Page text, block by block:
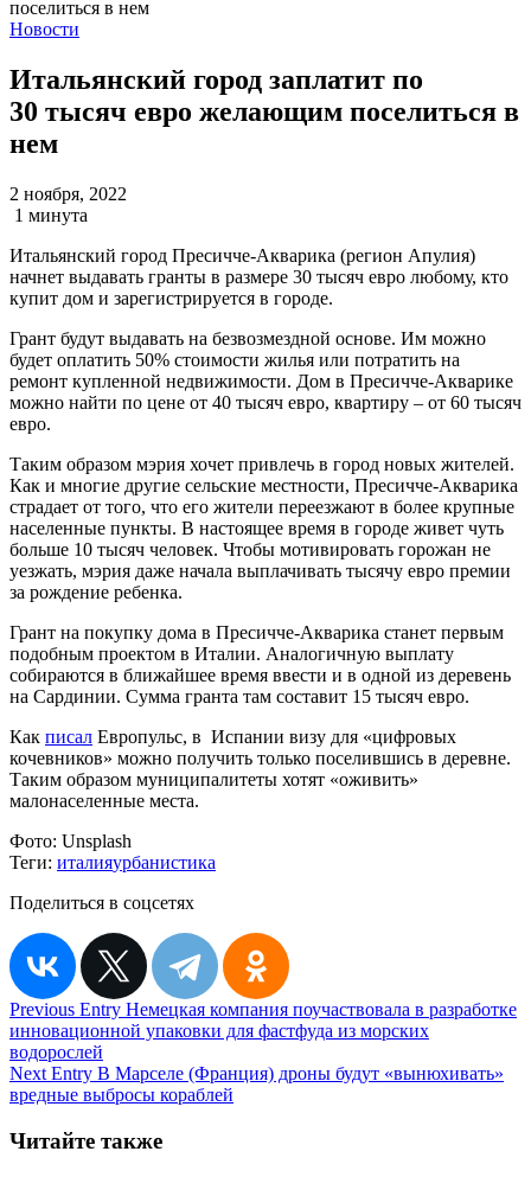
Новости
Итальянский город заплатит по
30 тысяч евро желающим поселиться в
нем
2 ноября, 2022
1 минута
Итальянский город Пресичче-Акварика (регион Апулия)
начнет выдавать гранты в размере 30 тысяч евро любому, кто
купит дом и зарегистрируется в городе.
Грант будут выдавать на безвозмездной основе. Им можно
будет оплатить 50% стоимости жилья или потратить на
ремонт купленной недвижимости. Дом в Пресичче-Акварике
можно найти по цене от 40 тысяч евро, квартиру – от 60 тысяч
евро.
Таким образом мэрия хочет привлечь в город новых жителей.
Как и многие другие сельские местности, Пресичче-Акварика
страдает от того, что его жители переезжают в более крупные
населенные пункты. В настоящее время в городе живет чуть
больше 10 тысяч человек. Чтобы мотивировать горожан не
уезжать, мэрия даже начала выплачивать тысячу евро премии
за рождение ребенка.
Грант на покупку дома в Пресичче-Акварика станет первым
подобным проектом в Италии. Аналогичную выплату
собираются в ближайшее время ввести и в одной из деревень
на Сардинии. Сумма гранта там составит 15 тысяч евро.
Как писал Европульс, в Испании визу для «цифровых
кочевников» можно получить только поселившись в деревне.
Таким образом муниципалитеты хотят «оживить»
малонаселенные места.
Фото: Unsplash
Теги: италияурбанистика
Поделиться в соцсетях
Навигация
по
записям
Previous Entry Немецкая компания поучаствовала в разработке
инновационной упаковки для фастфуда из морских
водорослей
Next Entry В Марселе (Франция) дроны будут «вынюхивать»
вредные выбросы кораблей
Читайте также